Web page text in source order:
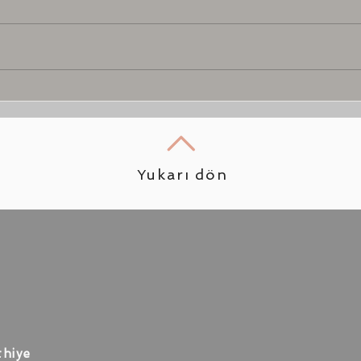
şekilde değişiyor. Cebimizdeki
Yukarı dön